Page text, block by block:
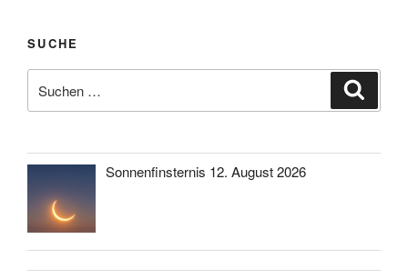
SUCHE
nach:
Sonnenfinsternis 12. August 2026